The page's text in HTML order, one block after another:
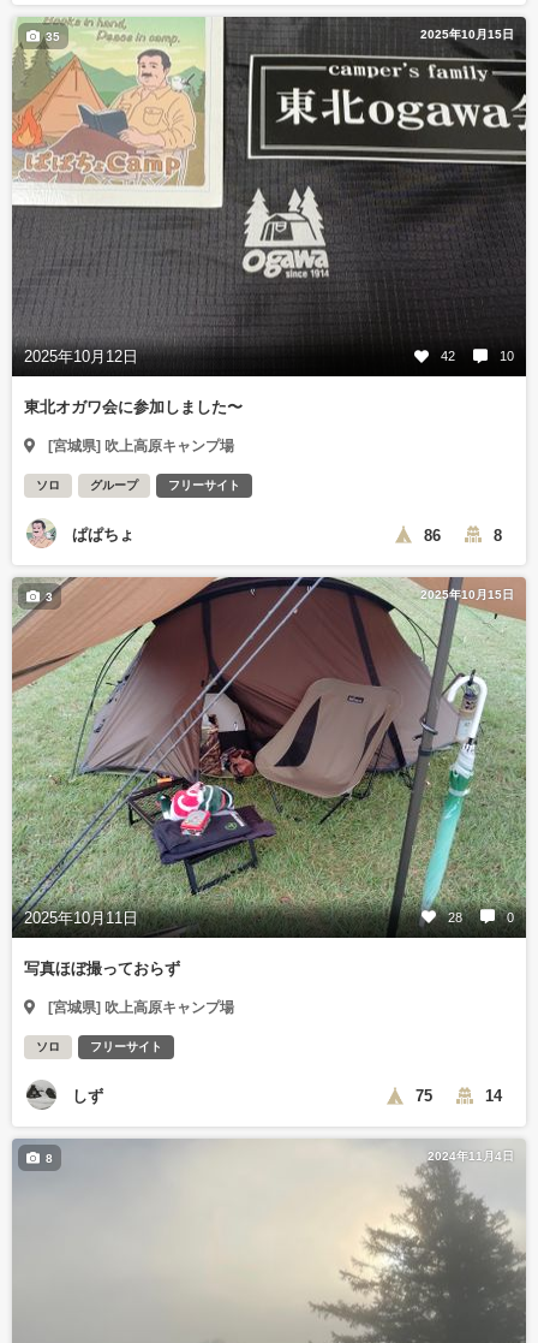
2025年10月15日
2025年10月12日 42 10
35
東北オガワ会に参加しました〜
[宮城県] 吹上高原キャンプ場
ソロ グループ フリーサイト
ぱぱちょ 86 8
2025年10月15日
2025年10月11日 28 0
3
写真ほぼ撮っておらず
[宮城県] 吹上高原キャンプ場
ソロ フリーサイト
しず 75 14
2024年11月4日
8